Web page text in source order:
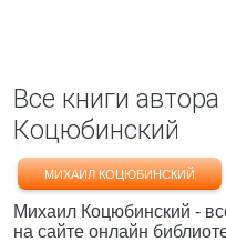
Все книги
Коцюбинский
МИХАИЛ КОЦЮБИНСКИЙ
Михаил Коцюбинский -
на сайте онлайн